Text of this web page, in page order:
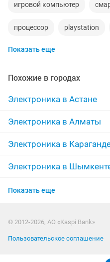
игровой компьютер
процессор playstation
apple watch
macbook пылесос
iphone 6
Показать еще
Похожие в городах
Электроника в Астане
Электроника в Алматы
Электроника в
Электроника в
Электроника в Усть-
Электроника в Уральске
Электроника в
Показать еще
© 2012-2026, АО «Kaspi Bank»
Пользовательское соглашение